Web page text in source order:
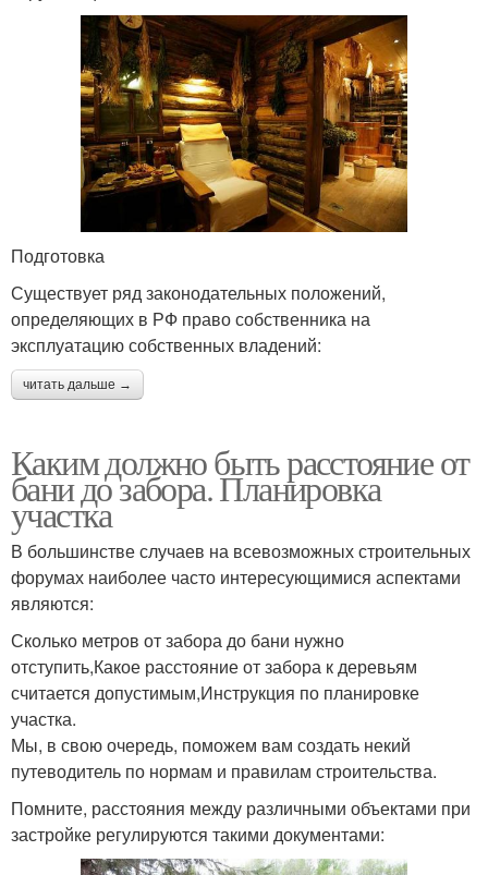
Подготовка
Существует ряд законодательных положений,
определяющих в РФ право собственника на
эксплуатацию собственных владений:
читать дальше →
Каким должно быть расстояние от
бани до забора. Планировка
участка
В большинстве случаев на всевозможных строительных
форумах наиболее часто интересующимися аспектами
являются:
Сколько метров от забора до бани нужно
отступить,Какое расстояние от забора к деревьям
считается допустимым,Инструкция по планировке
участка.
Мы, в свою очередь, поможем вам создать некий
путеводитель по нормам и правилам строительства.
Помните, расстояния между различными объектами при
застройке регулируются такими документами: